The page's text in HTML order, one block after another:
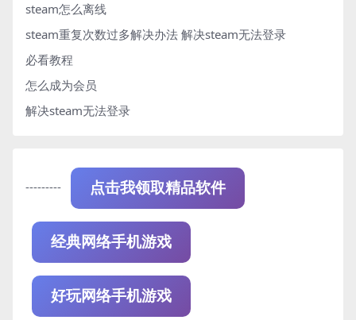
steam怎么离线
steam重复次数过多解决办法 解决steam无法登录
必看教程
怎么成为会员
解决steam无法登录
--------- 点击我领取精品软件
经典网络手机游戏
好玩网络手机游戏